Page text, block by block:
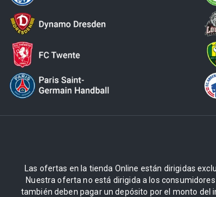
Las ofertas en la tienda Online están dirigidas
Nuestra oferta no está dirigida a los
también deben pagar un depósito por el monto del